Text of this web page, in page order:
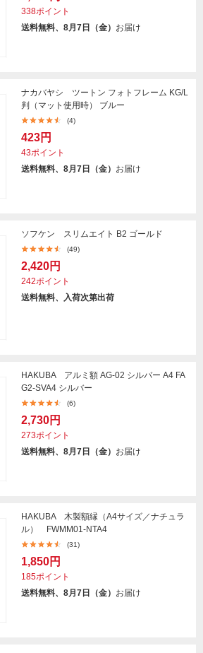
338ポイント
送料無料、8月7日（金） お届け
ナカバヤシ ツートン フォトフレーム KG/L
判（マット使用時） ブルー
(4)
423円
43ポイント
送料無料、8月7日（金） お届け
ソフケン スリムエイト B2 ゴールド
(49)
2,420円
242ポイント
送料無料、入荷次第出荷
HAKUBA アルミ額 AG-02 シルバー A4 FA
G2-SVA4 シルバー
(6)
2,730円
273ポイント
送料無料、8月7日（金） お届け
HAKUBA 木製額縁（A4サイズ／ナチュラ
ル） FWMM01-NTA4
(31)
1,850円
185ポイント
送料無料、8月7日（金） お届け